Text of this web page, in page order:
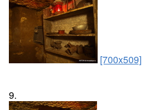
[700x509]
9.